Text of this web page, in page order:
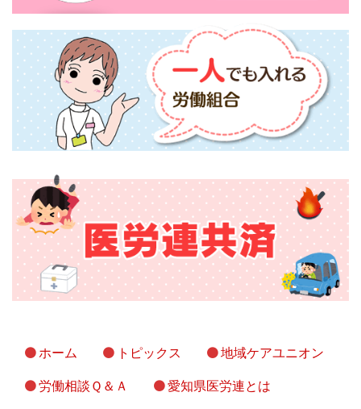
ホーム トピックス 地域ケアユニオン
労働相談Ｑ＆Ａ 愛知県医労連とは